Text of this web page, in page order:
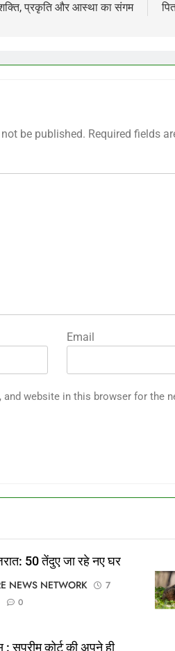
प्रकृति और आस्था का संगम
be published. Required fields
Email
and website in this browser for the
50 तेंदुए जा रहे नए घर
NEWS NETWORK
7
0
सुप्रीम कोर्ट की अपने ही